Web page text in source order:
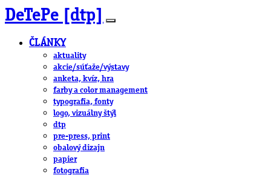
DeTePe [dtp]
ČLÁNKY
aktuality
akcie/súťaže/výstavy
anketa, kvíz, hra
farby a color management
typografia, fonty
logo, vizuálny štýl
dtp
pre-press, print
obalový dizajn
papier
fotografia